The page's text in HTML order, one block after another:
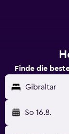
Finde die
Gibraltar
So 16.8.